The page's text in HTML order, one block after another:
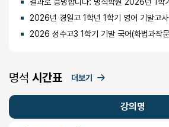
명석 시간표 더보기
강의명